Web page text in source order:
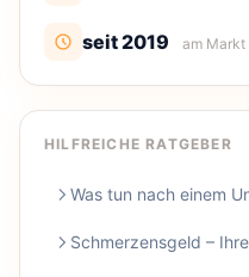
seit 2019 am Markt
HILFREICHE RATGEBER
Was tun nach einem
Schmerzensgeld –